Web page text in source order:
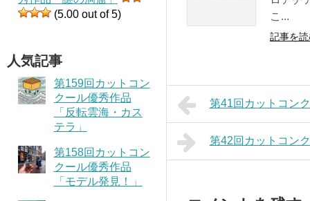
(5.00 out of 5)
人気記事
第159回カットコン
クール優秀作品
「反転雲海・カス
テラ」
第158回カットコン
クール優秀作品
「モデル発見！」
こ...
記事を
第41回カットコン
第42回カットコン